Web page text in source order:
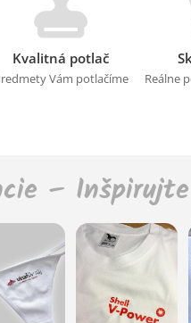
Kvalitná potlač
Vám potlačíme Reálne
–